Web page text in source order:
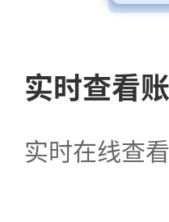
实时查看
实时在线查